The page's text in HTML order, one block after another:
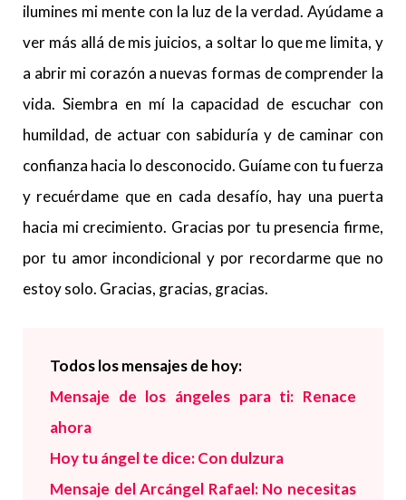
ilumines mi mente con la luz de la verdad. Ayúdame a
ver más allá de mis juicios, a soltar lo que me limita, y
a abrir mi corazón a nuevas formas de comprender la
vida. Siembra en mí la capacidad de escuchar con
humildad, de actuar con sabiduría y de caminar con
confianza hacia lo desconocido. Guíame con tu fuerza
y recuérdame que en cada desafío, hay una puerta
hacia mi crecimiento. Gracias por tu presencia firme,
por tu amor incondicional y por recordarme que no
estoy solo. Gracias, gracias, gracias.
Todos los mensajes de hoy:
Mensaje de los ángeles para ti: Renace
ahora
Hoy tu ángel te dice: Con dulzura
Mensaje del Arcángel Rafael: No necesitas